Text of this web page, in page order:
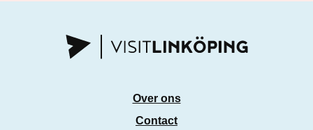
Over ons
Contact